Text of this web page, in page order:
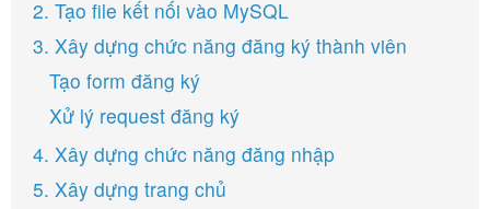
2. Tạo file kết nối vào MySQL
3. Xây dựng chức năng đăng ký thành viên
Tạo form đăng ký
Xử lý request đăng ký
4. Xây dựng chức năng đăng nhập
5. Xây dựng trang chủ